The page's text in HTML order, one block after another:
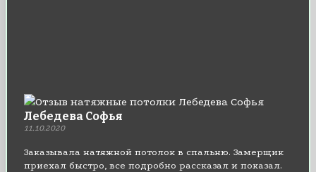
Лебедева Софья
11.10.2020
Заказывала натяжной потолок в спальню. Замерщик
приехал быстро, все подробно рассказал и показал.